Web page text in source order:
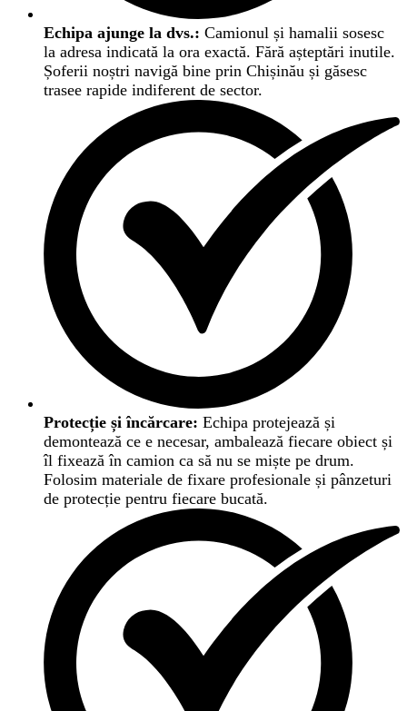
Echipa ajunge la dvs.: Camionul și hamalii sosesc
la adresa indicată la ora exactă. Fără așteptări inutile.
Șoferii noștri navigă bine prin Chișinău și găsesc
trasee rapide indiferent de sector.
Protecție și încărcare: Echipa protejează și
demontează ce e necesar, ambalează fiecare obiect și
îl fixează în camion ca să nu se miște pe drum.
Folosim materiale de fixare profesionale și pânzeturi
de protecție pentru fiecare bucată.